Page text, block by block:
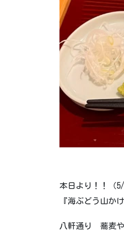
本日より！！（5/
『海ぶどう山か
八軒通り 蕎麦